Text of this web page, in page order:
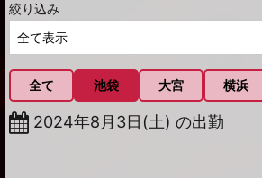
絞り込み
全て 池袋 大宮 横浜
2024年8月3日(土) の出勤